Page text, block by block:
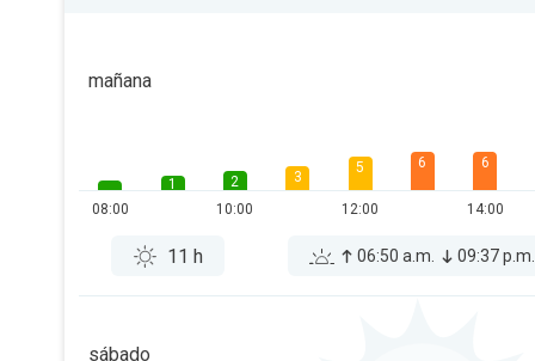
mañana
08:00
1
2
10:00
3
5
12:00
6 6
14:00
11 h 06:50 a.m. 09:37 p.m.
sábado